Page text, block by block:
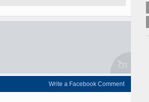
Write a Facebook Comment